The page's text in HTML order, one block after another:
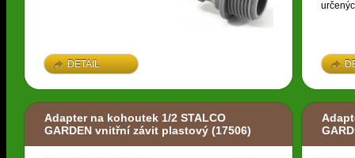
DETAIL
Adapter na kohoutek 1/2 STALCO
GARDEN vnitřní závit plastový (17506)